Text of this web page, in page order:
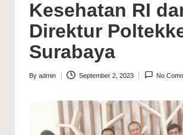
Kesehatan RI
Direktur
Surabaya
Posted
By admin September 2, 2023 No